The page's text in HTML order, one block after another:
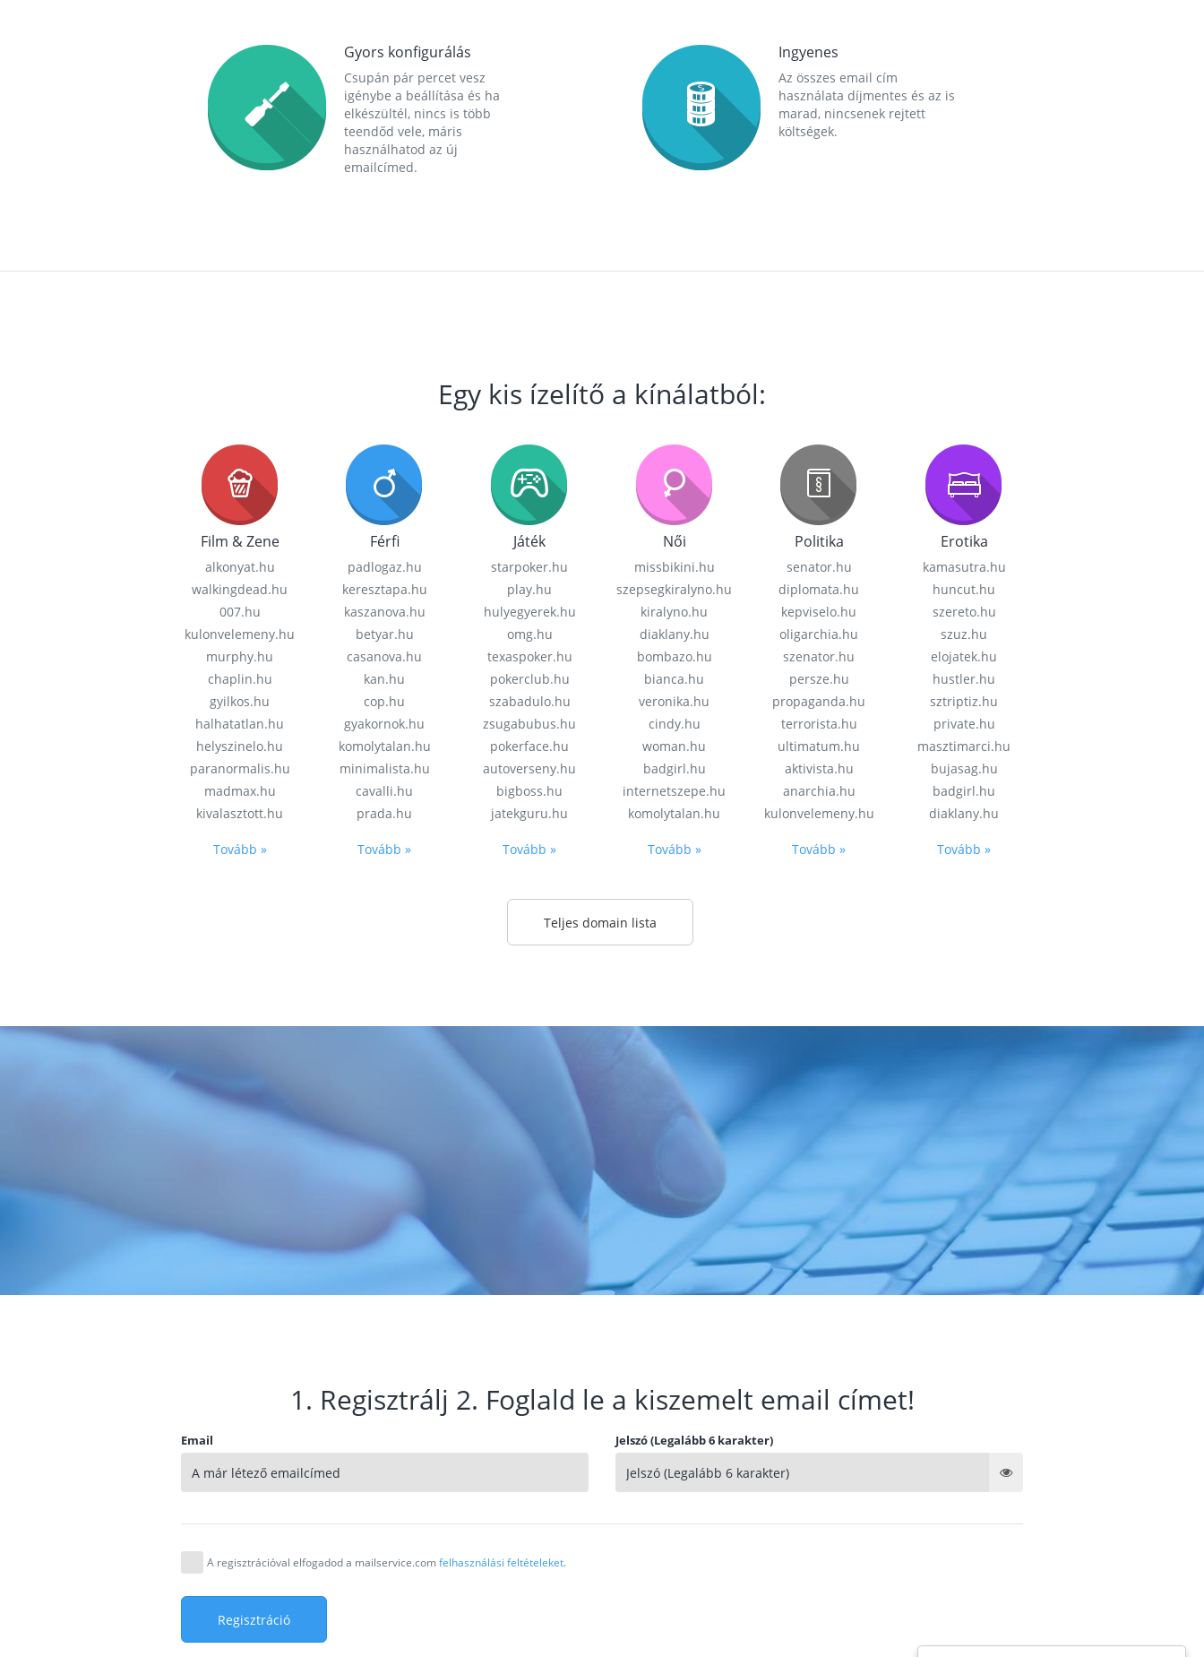
Gyors konfigurálás
Csupán pár percet vesz
igénybe a beállítása és ha
elkészültél, nincs is több
teendőd vele, máris
használhatod az új
emailcímed.
Ingyenes
Az összes email cím
használata díjmentes és az is
marad, nincsenek rejtett
költségek.
Egy kis ízelítő a kínálatból:
Film & Zene
alkonyat.hu
walkingdead.hu
007.hu
kulonvelemeny.hu
murphy.hu
chaplin.hu
gyilkos.hu
halhatatlan.hu
helyszinelo.hu
paranormalis.hu
madmax.hu
kivalasztott.hu
Tovább »
Férfi
padlogaz.hu
keresztapa.hu
kaszanova.hu
betyar.hu
casanova.hu
kan.hu
cop.hu
gyakornok.hu
komolytalan.hu
minimalista.hu
cavalli.hu
prada.hu
Tovább »
Játék
starpoker.hu
play.hu
hulyegyerek.hu
omg.hu
texaspoker.hu
pokerclub.hu
szabadulo.hu
zsugabubus.hu
pokerface.hu
autoverseny.hu
bigboss.hu
jatekguru.hu
Tovább »
Női
missbikini.hu
szepsegkiralyno.hu
kiralyno.hu
diaklany.hu
bombazo.hu
bianca.hu
veronika.hu
cindy.hu
woman.hu
badgirl.hu
internetszepe.hu
komolytalan.hu
Tovább »
Politika
senator.hu
diplomata.hu
kepviselo.hu
oligarchia.hu
szenator.hu
persze.hu
propaganda.hu
terrorista.hu
ultimatum.hu
aktivista.hu
anarchia.hu
kulonvelemeny.hu
Tovább »
Erotika
kamasutra.hu
huncut.hu
szereto.hu
szuz.hu
elojatek.hu
hustler.hu
sztriptiz.hu
private.hu
masztimarci.hu
bujasag.hu
badgirl.hu
diaklany.hu
Tovább »
Teljes domain lista
1. Regisztrálj 2. Foglald le a kiszemelt email címet!
Email Jelszó (Legalább 6 karakter)
A regisztrációval elfogadod a mailservice.comfelhasználási feltételeket.
Regisztráció